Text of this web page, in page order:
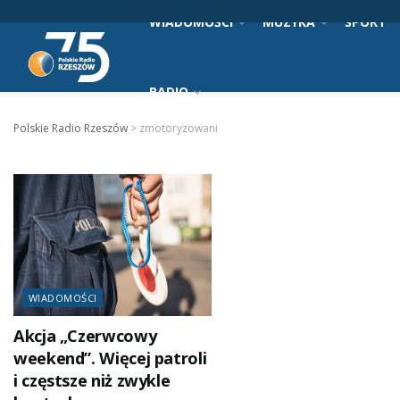
WIADOMOŚCI MUZYKA SPORT
RADIO
Polskie Radio Rzeszów > zmotoryzowani
WIADOMOŚCI
Akcja „Czerwcowy
weekend”. Więcej patroli
i częstsze niż zwykle